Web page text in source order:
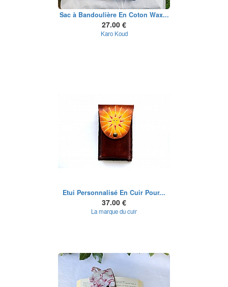
Sac à Bandoulière En Coton Wax...
27.00 €
Karo Koud
Etui Personnalisé En Cuir Pour...
37.00 €
La marque du cuir